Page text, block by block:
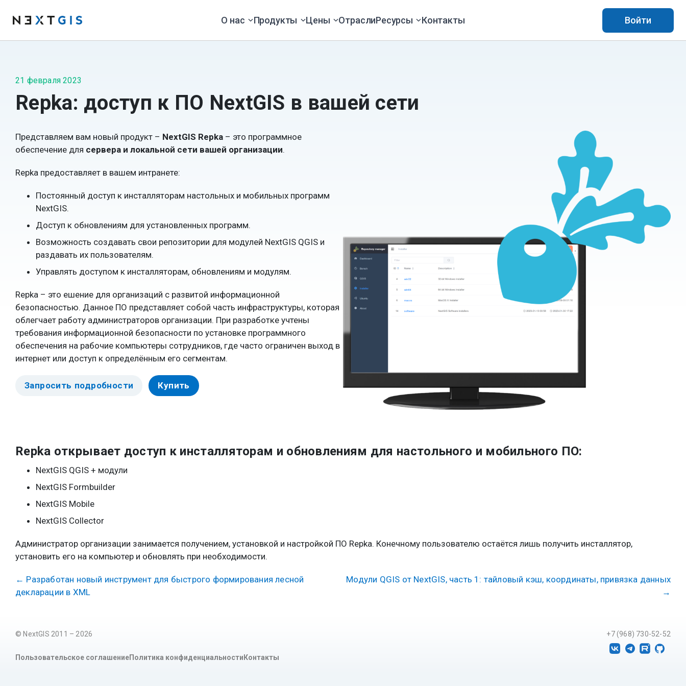
О нас Продукты Цены ОтраслиРесурсы Контакты Войти
21 февраля 2023
Repka: доступ к ПО NextGIS в вашей сети
Представляем вам новый продукт – NextGIS Repka – это программное
обеспечение для сервера и локальной сети вашей организации.
Repka предоставляет в вашем интранете:
Постоянный доступ к инсталляторам настольных и мобильных программ
NextGIS.
Доступ к обновлениям для установленных программ.
Возможность создавать свои репозитории для модулей NextGIS QGIS и
раздавать их пользователям.
Управлять доступом к инсталляторам, обновлениям и модулям.
Repka – это ешение для организаций с развитой информационной
безопасностью. Данное ПО представляет собой часть инфраструктуры, которая
облегчает работу администраторов организации. При разработке учтены
требования информационной безопасности по установке программного
обеспечения на рабочие компьютеры сотрудников, где часто ограничен выход в
интернет или доступ к определённым его сегментам.
Запросить подробности Купить
Repka открывает доступ к инсталляторам и обновлениям для настольного и мобильного ПО:
NextGIS QGIS + модули
NextGIS Formbuilder
NextGIS Mobile
NextGIS Collector
Администратор организации занимается получением, установкой и настройкой ПО Repka. Конечному пользователю остаётся лишь получить инсталлятор,
установить его на компьютер и обновлять при необходимости.
← Разработан новый инструмент для быстрого формирования лесной
декларации в XML
Модули QGIS от NextGIS, часть 1: тайловый кэш, координаты, привязка данных
→
+7 (968) 730-52-52
© NextGIS 2011 – 2026
Пользовательское соглашениеПолитика конфиденциальности Контакты